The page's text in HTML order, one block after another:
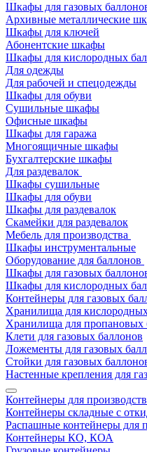
Шкафы для газовых
Архивные металлические
Шкафы для ключей
Абонентские шкафы
Шкафы для кислородных
Для одежды
Для рабочей и спецодежды
Шкафы для обуви
Сушильные шкафы
Офисные шкафы
Шкафы для гаража
Многоящичные шкафы
Бухгалтерские шкафы
Для раздевалок
Шкафы сушильные
Шкафы для обуви
Шкафы для раздевалок
Скамейки для раздевалок
Мебель для производства
Шкафы инструментальные
Оборудование для баллонов
Шкафы для газовых
Шкафы для кислородных
Контейнеры для газовых
Хранилища для
Хранилища для пропановых
Клети для газовых баллонов
Ложементы для газовых
Стойки для газовых
Настенные крепления для
Контейнеры для
Контейнеры складные с
Распашные контейнеры для
Контейнеры КО, КОА